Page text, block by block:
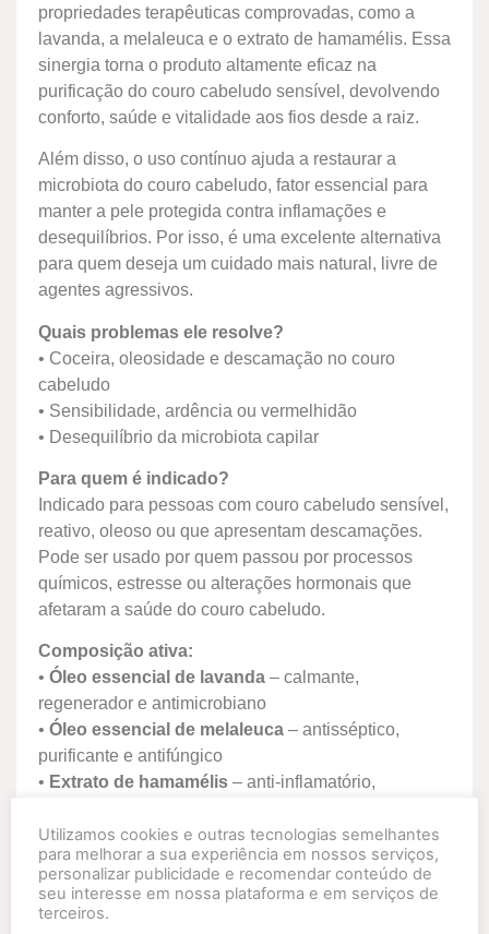
propriedades terapêuticas comprovadas, como a
lavanda, a melaleuca e o extrato de hamamélis. Essa
sinergia torna o produto altamente eficaz na
purificação do couro cabeludo sensível, devolvendo
conforto, saúde e vitalidade aos fios desde a raiz.
Além disso, o uso contínuo ajuda a restaurar a
microbiota do couro cabeludo, fator essencial para
manter a pele protegida contra inflamações e
desequilíbrios. Por isso, é uma excelente alternativa
para quem deseja um cuidado mais natural, livre de
agentes agressivos.
Quais problemas ele resolve?
• Coceira, oleosidade e descamação no couro
cabeludo
• Sensibilidade, ardência ou vermelhidão
• Desequilíbrio da microbiota capilar
Para quem é indicado?
Indicado para pessoas com couro cabeludo sensível,
reativo, oleoso ou que apresentam descamações.
Pode ser usado por quem passou por processos
químicos, estresse ou alterações hormonais que
afetaram a saúde do couro cabeludo.
Composição ativa:
• Óleo essencial de lavanda – calmante,
regenerador e antimicrobiano
• Óleo essencial de melaleuca – antisséptico,
purificante e antifúngico
• Extrato de hamamélis – anti-inflamatório,
Registro Anvisa n. 25351.031649/2022-37
Utilizamos cookies e outras tecnologias semelhantes
para melhorar a sua experiência em nossos serviços,
personalizar publicidade e recomendar conteúdo de
seu interesse em nossa plataforma e em serviços de
terceiros.